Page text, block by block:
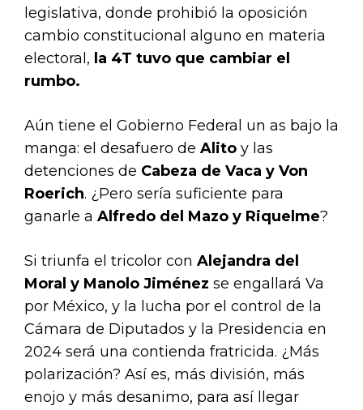
legislativa, donde prohibió la oposición
cambio constitucional alguno en materia
electoral, la 4T tuvo que cambiar el
rumbo.
Aún tiene el Gobierno Federal un as bajo la
manga: el desafuero de Alito y las
detenciones de Cabeza de Vaca y Von
Roerich. ¿Pero sería suficiente para
ganarle a Alfredo del Mazo y Riquelme?
Si triunfa el tricolor con Alejandra del
Moral y Manolo Jiménez se engallará Va
por México, y la lucha por el control de la
Cámara de Diputados y la Presidencia en
2024 será una contienda fratricida. ¿Más
polarización? Así es, más división, más
enojo y más desanimo, para así llegar